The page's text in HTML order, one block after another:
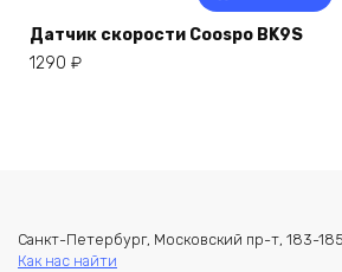
Датчик скорости Coospo BK9S
1290 ₽
Санкт-Петербург, Московский пр-т, 183-
Как нас найти